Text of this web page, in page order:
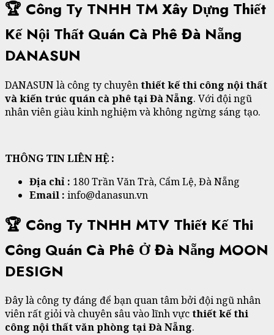
🏆 Công Ty TNHH TM Xây Dựng Thiết
Kế Nội Thất Quán Cà Phê Đà Nẵng
DANASUN
DANASUN là công ty chuyênthiết kế thi công nội thất
và kiến trúc quán cà phê tại Đà Nẵng. Với đội ngũ
nhân viên giàu kinh nghiệm và không ngừng sáng tạo.
THÔNG TIN LIÊN HỆ :
Địa chỉ : 180 Trần Văn Trà, Cẩm Lệ, Đà Nẵng
Email : info@danasun.vn
🏆 Công Ty TNHH MTV Thiết Kế Thi
Công Quán Cà Phê Ở Đà Nẵng MOON
DESIGN
Đây là công ty đáng để bạn quan tâm bởi đội ngũ nhân
viên rất giỏi và chuyên sâu vào lĩnh vựcthiết kế thi
công nội thất văn phòng tại Đà Nẵng.